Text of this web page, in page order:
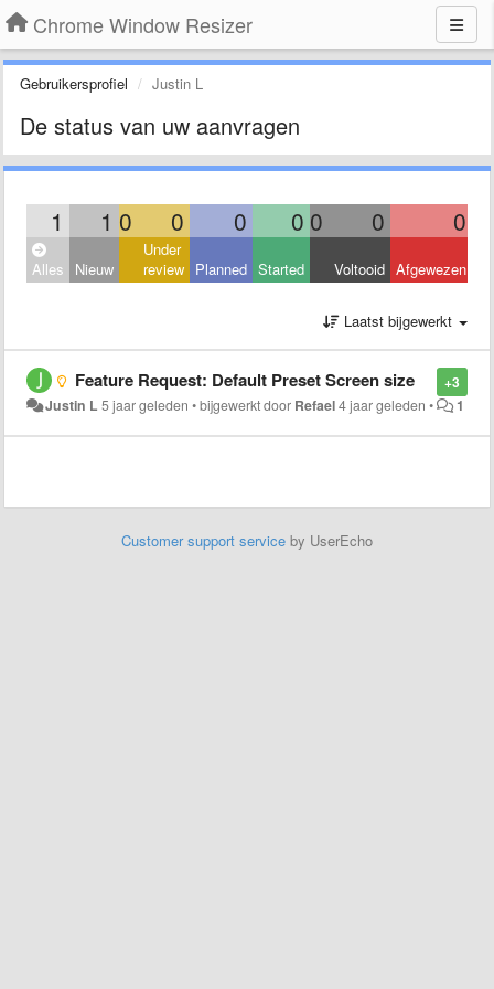
Chrome Window Resizer
Gebruikersprofiel Justin L
De status van uw aanvragen
1 1 0 0 0 0 0 0 0
Alles Nieuw
Under
review Planned Started Voltooid Afgewezen
Laatst bijgewerkt
+3
Feature Request: Default Preset Screen size
Justin L 5 jaar geleden •bijgewerkt door Refael4 jaar geleden • 1
Customer support service by UserEcho